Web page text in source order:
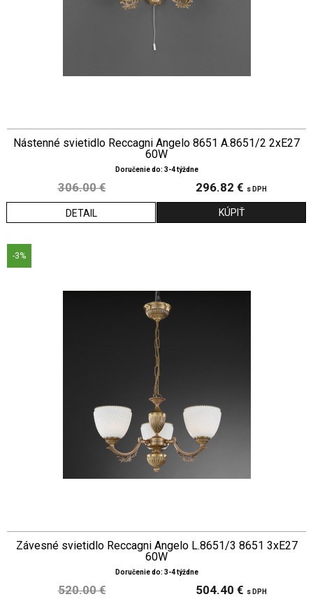
Nástenné svietidlo Reccagni Angelo 8651 A.8651/2 2xE27
60W
Doručenie do: 3-4 týždne
306.00 € 296.82 € s DPH
DETAIL
-3%
Závesné svietidlo Reccagni Angelo L.8651/3 8651 3xE27
60W
Doručenie do: 3-4 týždne
520.00 € 504.40 € s DPH